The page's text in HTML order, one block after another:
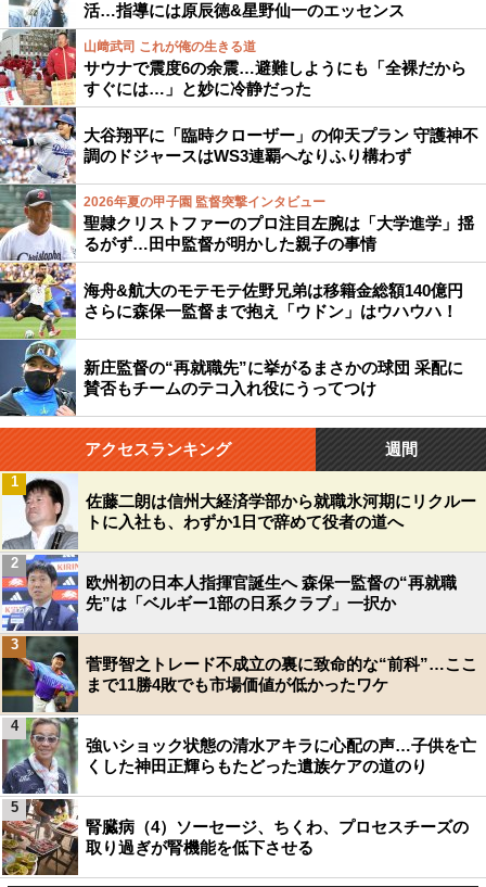
活…指導には原辰徳&星野仙一のエッセンス
山﨑武司 これが俺の生きる道
サウナで震度6の余震…避難しようにも「全裸だから
すぐには…」と妙に冷静だった
大谷翔平に「臨時クローザー」の仰天プラン 守護神不
調のドジャースはWS3連覇へなりふり構わず
2026年夏の甲子園 監督突撃インタビュー
聖隷クリストファーのプロ注目左腕は「大学進学」揺
るがず…田中監督が明かした親子の事情
海舟&航大のモテモテ佐野兄弟は移籍金総額140億円
さらに森保一監督まで抱え「ウドン」はウハウハ！
新庄監督の“再就職先”に挙がるまさかの球団 采配に
賛否もチームのテコ入れ役にうってつけ
アクセスランキング 週間
佐藤二朗は信州大経済学部から就職氷河期にリクルー
トに入社も、わずか1日で辞めて役者の道へ
1
欧州初の日本人指揮官誕生へ 森保一監督の“再就職
先”は「ベルギー1部の日系クラブ」一択か
2
菅野智之トレード不成立の裏に致命的な“前科”…ここ
まで11勝4敗でも市場価値が低かったワケ
3
強いショック状態の清水アキラに心配の声…子供を亡
くした神田正輝らもたどった遺族ケアの道のり
4
腎臓病（4）ソーセージ、ちくわ、プロセスチーズの
取り過ぎが腎機能を低下させる
5